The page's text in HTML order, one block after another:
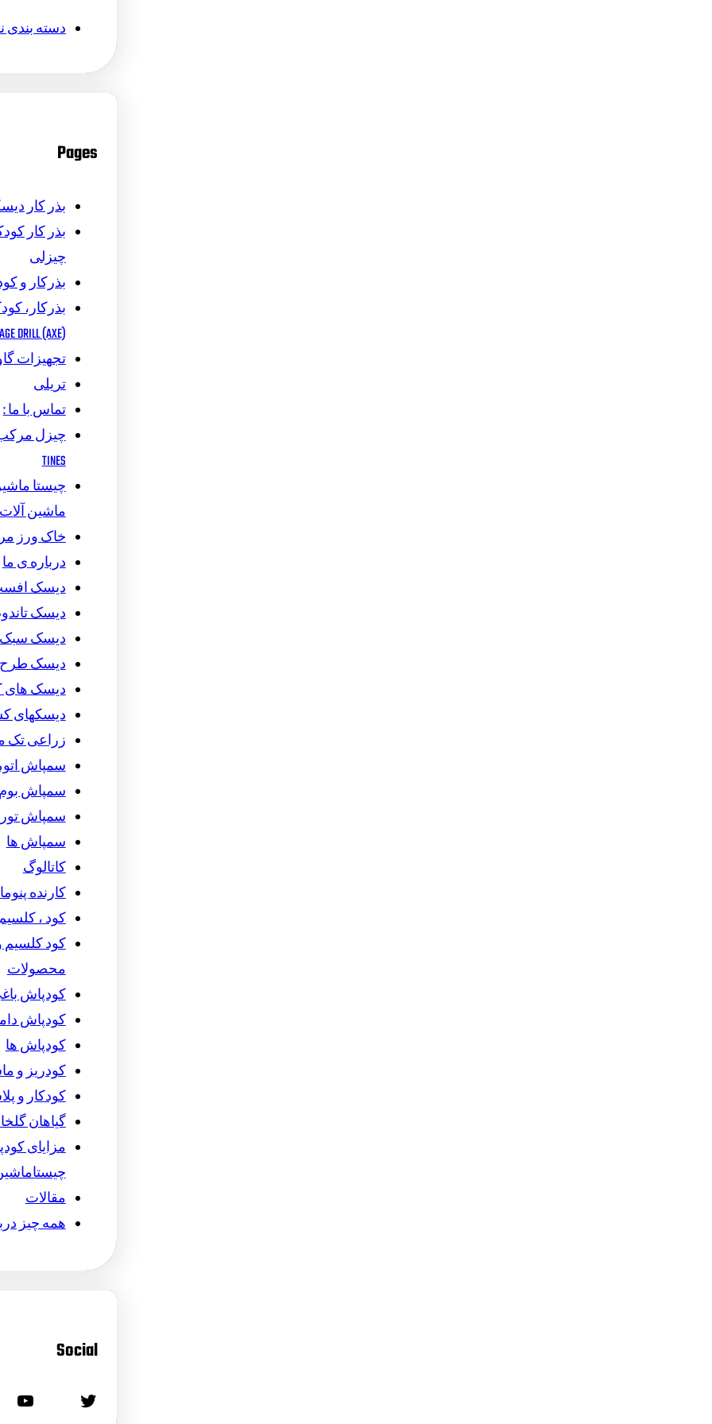
دسته بندی
Pages
بذر کار
بذر کار
چیزلی
بذرکار و
بذرکار،
DRILL (AXE)
تجهیزات
تریلی
تماس با ما :
TINES
چیستا
ماشین
خاک ورز
درباره ی ما
دیسک
دیسک
دیسک
دیسک طرح
دیسک های
دیسکهای
زراعی تک
سمپاش
سمپاش
سمپاش
سمپاش ها
کاتالوگ
کارنده
کود ،
کود کلسیم
محصولات
کودپاش
کودپاش
کودپاش ها
کودریز و
کودکار و
گیاهان
مزایای
مقالات
همه چیز
Social